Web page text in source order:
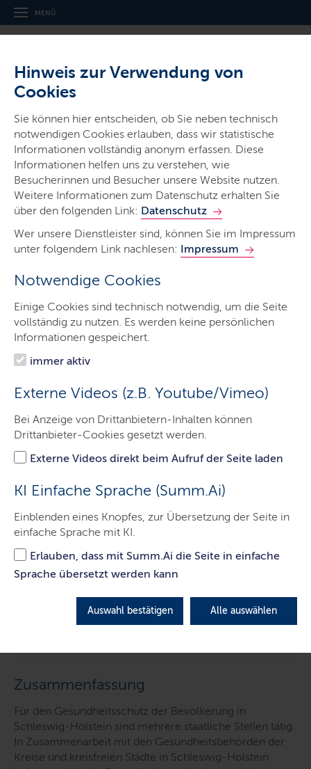
Hinweis zur Verwendung von
Cookies
Sie können hier entscheiden, ob Sie neben technisch
notwendigen Cookies erlauben, dass wir statistische
Informationen vollständig anonym erfassen. Diese
Informationen helfen uns zu verstehen, wie
Besucherinnen und Besucher unsere Website nutzen.
Weitere Informationen zum Datenschutz erhalten Sie
über den folgenden Link: Datenschutz
Wer unsere Dienstleister sind, können Sie im Impressum
unter folgendem Link nachlesen: Impressum
Notwendige Cookies
Einige Cookies sind technisch notwendig, um die Seite
vollständig zu nutzen. Es werden keine persönlichen
Informationen gespeichert.
immer aktiv
Externe Videos (z.B. Youtube/Vimeo)
Bei Anzeige von Drittanbietern-Inhalten können
Drittanbieter-Cookies gesetzt werden.
Externe Videos direkt beim Aufruf der Seite laden
KI Einfache Sprache (Summ.Ai)
Einblenden eines Knopfes, zur Übersetzung der Seite in
einfache Sprache mit KI.
Erlauben, dass mit Summ.Ai die Seite in einfache
Sprache übersetzt werden kann
Auswahl bestätigen Alle auswählen
MENÜ
Landesamt für Arbeitsschutz,
Soziales und Gesundheit
Ministerien & Behörden
Start
Aufgaben
Leistungen A-Z
Organisation
Themen
Karriere
Umweltbezogener
Gesundheitsschutz
LETZTE AKTUALISIERUNG: 01.07.2025
Inhalte dieser Seite
Zusammenfassung
Für den Gesundheitsschutz der Bevölkerung in
Schleswig-Holstein sind mehrere staatliche Stellen tätig.
In Zusammenarbeit mit den Gesundheitsbehörden der
Kreise und kreisfreien Städte in Schleswig-Holstein